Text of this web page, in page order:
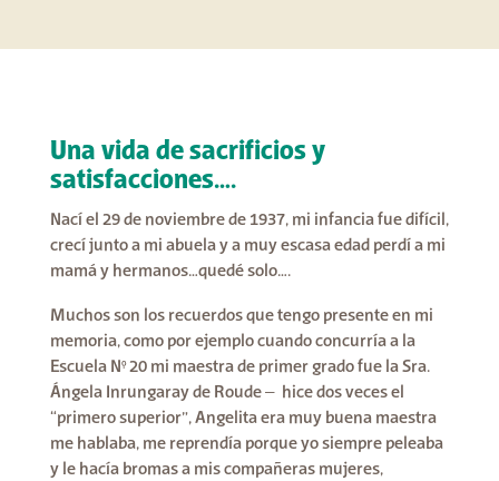
Una vida de sacrificios y
satisfacciones….
Nací el 29 de noviembre de 1937, mi infancia fue difícil,
crecí junto a mi abuela y a muy escasa edad perdí a mi
mamá y hermanos…quedé solo….
Muchos son los recuerdos que tengo presente en mi
memoria, como por ejemplo cuando concurría a la
Escuela N° 20 mi maestra de primer grado fue la Sra.
Ángela Inrungaray de Roude – hice dos veces el
“primero superior”, Angelita era muy buena maestra
me hablaba, me reprendía porque yo siempre peleaba
y le hacía bromas a mis compañeras mujeres,